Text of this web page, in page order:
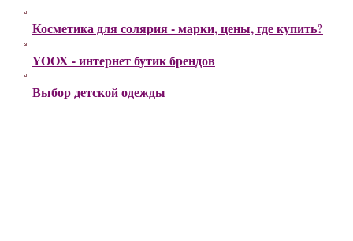
Косметика для солярия - марки, цены, где купить?
YOOX - интернет бутик брендов
Выбор детской одежды